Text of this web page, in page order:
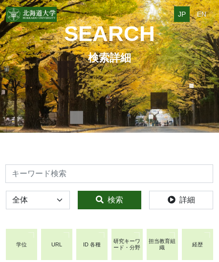
JP EN
SEARCH
検索詳細
検索
全体 検索 詳細
学位 URL ID 各種
研究キーワ
ード・分野
担当教育組
織
経歴